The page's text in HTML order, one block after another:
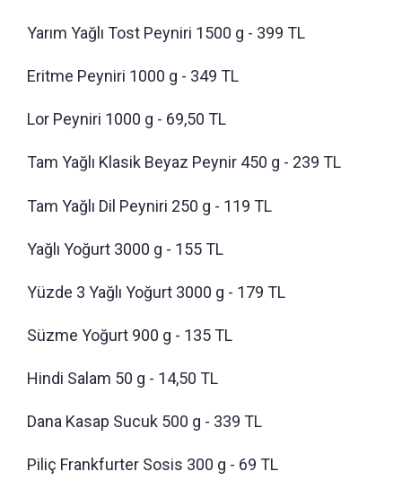
Yarım Yağlı Tost Peyniri 1500 g - 399 TL
Eritme Peyniri 1000 g - 349 TL
Lor Peyniri 1000 g - 69,50 TL
Tam Yağlı Klasik Beyaz Peynir 450 g - 239 TL
Tam Yağlı Dil Peyniri 250 g - 119 TL
Yağlı Yoğurt 3000 g - 155 TL
Yüzde 3 Yağlı Yoğurt 3000 g - 179 TL
Süzme Yoğurt 900 g - 135 TL
Hindi Salam 50 g - 14,50 TL
Dana Kasap Sucuk 500 g - 339 TL
Piliç Frankfurter Sosis 300 g - 69 TL